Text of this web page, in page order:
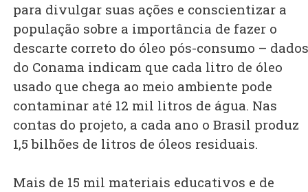
para divulgar suas ações e conscientizar a
população sobre a importância de fazer o
descarte correto do óleo pós-consumo – dados
do Conama indicam que cada litro de óleo
usado que chega ao meio ambiente pode
contaminar até 12 mil litros de água. Nas
contas do projeto, a cada ano o Brasil produz
1,5 bilhões de litros de óleos residuais.
Mais de 15 mil materiais educativos e de